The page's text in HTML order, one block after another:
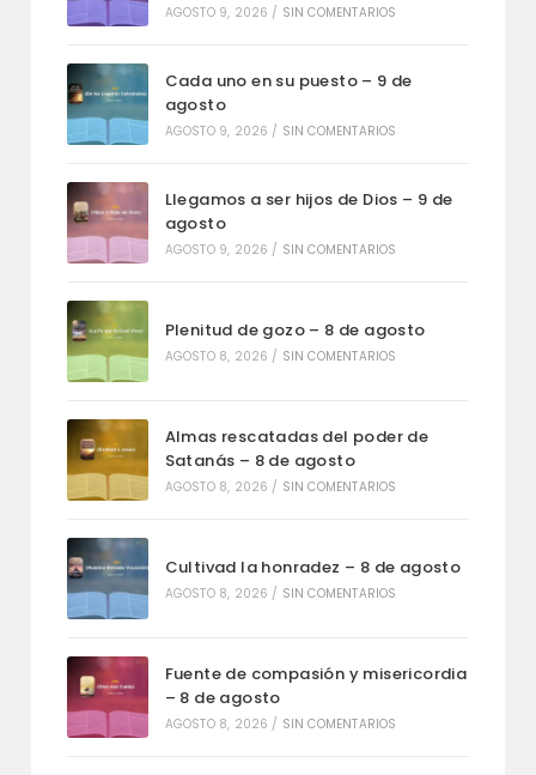
AGOSTO 9, 2026 / SIN COMENTARIOS
Cada uno en su puesto – 9 de
agosto
AGOSTO 9, 2026 / SIN COMENTARIOS
Llegamos a ser hijos de Dios – 9 de
agosto
AGOSTO 9, 2026 / SIN COMENTARIOS
Plenitud de gozo – 8 de agosto
AGOSTO 8, 2026 / SIN COMENTARIOS
Almas rescatadas del poder de
Satanás – 8 de agosto
AGOSTO 8, 2026 / SIN COMENTARIOS
Cultivad la honradez – 8 de agosto
AGOSTO 8, 2026 / SIN COMENTARIOS
Fuente de compasión y misericordia
– 8 de agosto
AGOSTO 8, 2026 / SIN COMENTARIOS